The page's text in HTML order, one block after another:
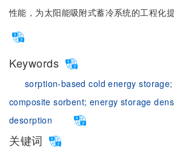
性能，为太阳能吸附式蓄冷系统的工程化
Keywords
sorption-based cold energy
composite sorbent; energy storage
desorption
关键词